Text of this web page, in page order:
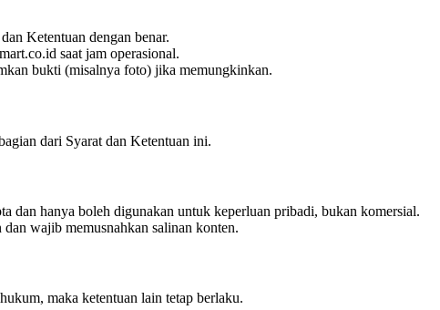
Ketentuan dengan benar.
saat jam operasional.
bukti (misalnya foto) jika memungkinkan.
dari Syarat dan Ketentuan ini.
dan hanya boleh digunakan untuk keperluan pribadi, bukan komersial.
wajib memusnahkan salinan konten.
maka ketentuan lain tetap berlaku.